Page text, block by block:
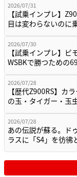
2026/07/31
【試乗インプレ】
目は変わらないのに
2026/07/30
【試乗インプレ】ビ
WSBKで勝つための
2026/07/28
【歴代Z900RS】カ
の玉・タイガー・玉
2026/07/28
あの伝説が蘇る。ド
ラスに「S4」を彷